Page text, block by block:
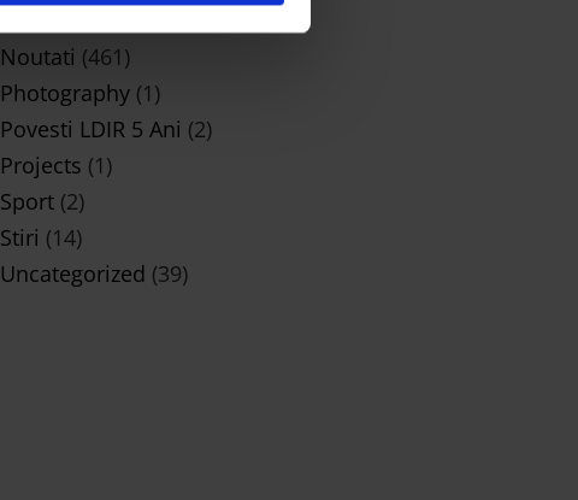
Noutati (461)
Photography (1)
Povesti LDIR 5 Ani (2)
Projects (1)
Sport (2)
Stiri (14)
Uncategorized (39)